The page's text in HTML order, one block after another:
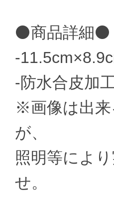
⚫商品詳細⚫
-
-防水合皮加
※画像は出来
が、
照明等によ
せ。